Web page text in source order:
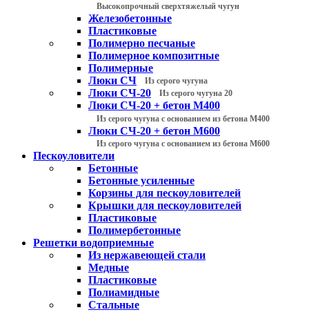
Высокопрочный сверхтяжелый чугун
Железобетонные
Пластиковые
Полимерно песчаные
Полимерное композитные
Полимерные
Люки СЧ
Из серого чугуна
Люки СЧ-20 Из серого чугуна 20
Люки СЧ-20 + бетон М400
Из серого чугуна с основанием из бетона М400
Люки СЧ-20 + бетон М600
Из серого чугуна с основанием из бетона М600
Пескоуловители
Бетонные
Бетонные усиленные
Корзины для пескоуловителей
Крышки для пескоуловителей
Пластиковые
Полимербетонные
Решетки водоприемные
Из нержавеющей стали
Медные
Пластиковые
Полиамидные
Стальные